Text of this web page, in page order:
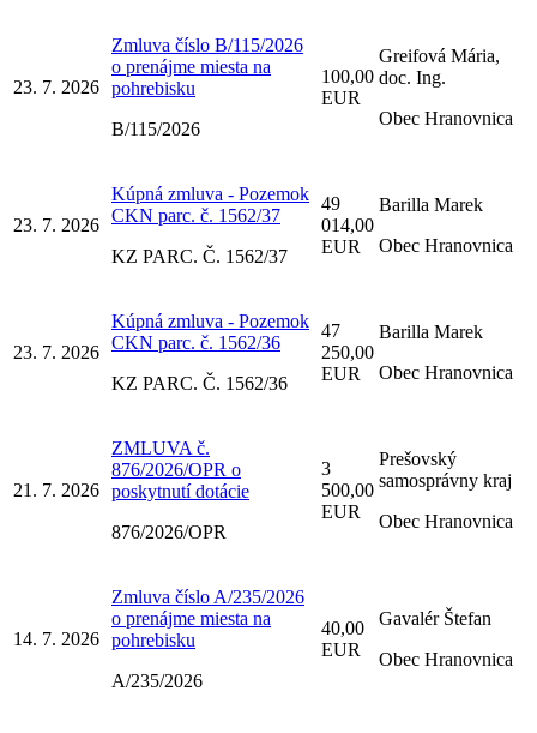
23. 7. 2026
Zmluva číslo B/115/2026
o prenájme miesta na
pohrebisku
B/115/2026
100,00
EUR
Greifová Mária,
doc. Ing.
Obec Hranovnica
23. 7. 2026
Kúpná zmluva - Pozemok
CKN parc. č. 1562/37
KZ PARC. Č. 1562/37
49
014,00
EUR
Barilla Marek
Obec Hranovnica
23. 7. 2026
Kúpná zmluva - Pozemok
CKN parc. č. 1562/36
KZ PARC. Č. 1562/36
47
250,00
EUR
Barilla Marek
Obec Hranovnica
21. 7. 2026
ZMLUVA č.
876/2026/OPR o
poskytnutí dotácie
876/2026/OPR
3
500,00
EUR
Prešovský
samosprávny kraj
Obec Hranovnica
14. 7. 2026
Zmluva číslo A/235/2026
o prenájme miesta na
pohrebisku
A/235/2026
40,00
EUR
Gavalér Štefan
Obec Hranovnica